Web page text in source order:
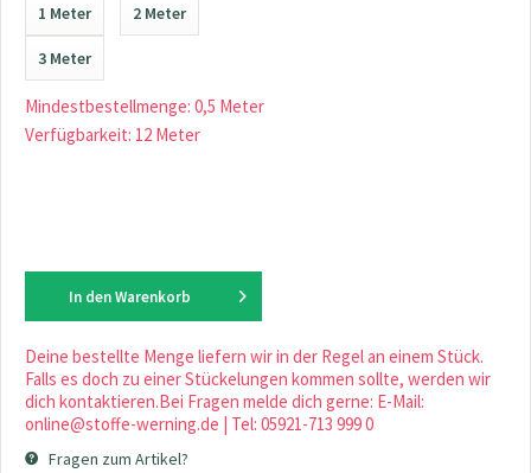
1 Meter 2 Meter
3 Meter
Mindestbestellmenge: 0,5 Meter
Verfügbarkeit: 12 Meter
In den Warenkorb
Deine bestellte Menge liefern wir in der Regel an einem Stück.
Falls es doch zu einer Stückelungen kommen sollte, werden wir
dich kontaktieren.Bei Fragen melde dich gerne: E-Mail:
online@stoffe-werning.de | Tel: 05921-713 999 0
Fragen zum Artikel?